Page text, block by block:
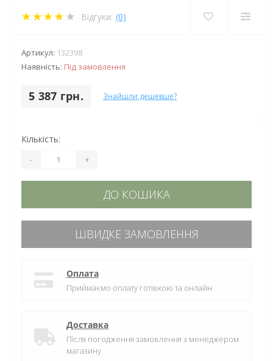
Відгуки: (0)
Артикул: 132398
Наявність: Під замовлення
5 387 грн. Знайшли дешевше?
Кількість:
- +
ДО КОШИКА
ШВИДКЕ ЗАМОВЛЕННЯ
Оплата
Приймаємо оплату готівкою та онлайн
Доставка
Після погодження замовлення з менеджером
магазину